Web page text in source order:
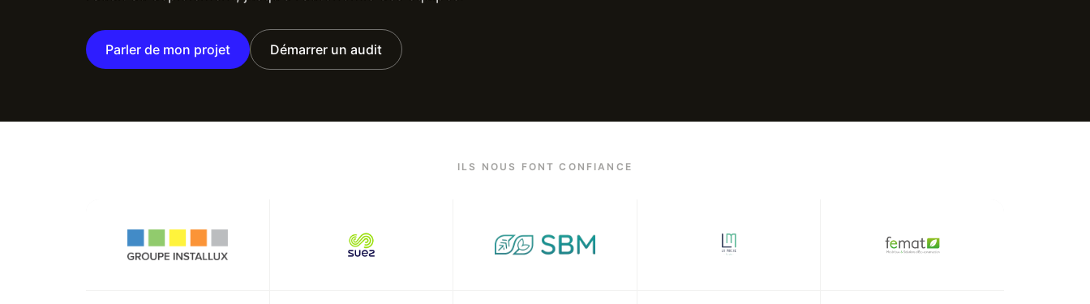
Parler de mon projet Démarrer un audit
ILS NOUS FONT CONFIANCE